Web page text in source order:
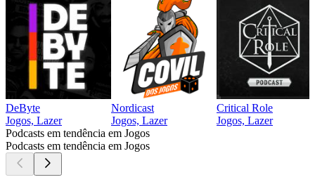
DeByte
Jogos, Lazer
Nordicast
Jogos, Lazer
Critical Role
Jogos, Lazer
Podcasts em tendência em Jogos
Podcasts em tendência em Jogos